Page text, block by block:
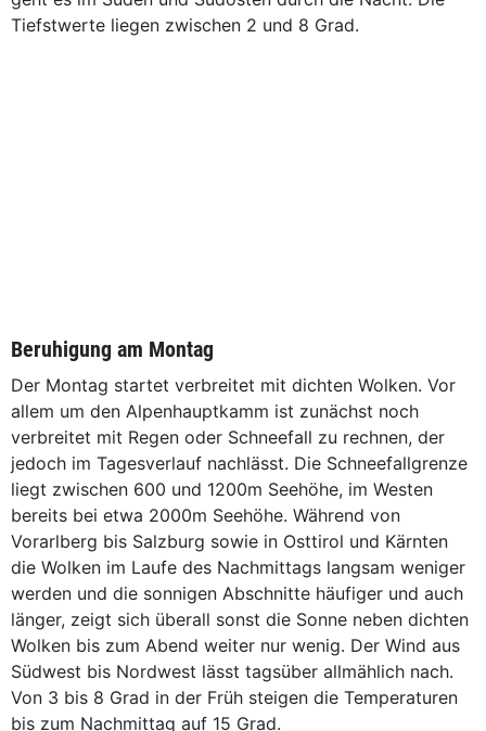
Tiefstwerte liegen zwischen 2 und 8 Grad.
Beruhigung am Montag
Der Montag startet verbreitet mit dichten Wolken. Vor
allem um den Alpenhauptkamm ist zunächst noch
verbreitet mit Regen oder Schneefall zu rechnen, der
jedoch im Tagesverlauf nachlässt. Die Schneefallgrenze
liegt zwischen 600 und 1200m Seehöhe, im Westen
bereits bei etwa 2000m Seehöhe. Während von
Vorarlberg bis Salzburg sowie in Osttirol und Kärnten
die Wolken im Laufe des Nachmittags langsam weniger
werden und die sonnigen Abschnitte häufiger und auch
länger, zeigt sich überall sonst die Sonne neben dichten
Wolken bis zum Abend weiter nur wenig. Der Wind aus
Südwest bis Nordwest lässt tagsüber allmählich nach.
Von 3 bis 8 Grad in der Früh steigen die Temperaturen
bis zum Nachmittag auf 15 Grad.